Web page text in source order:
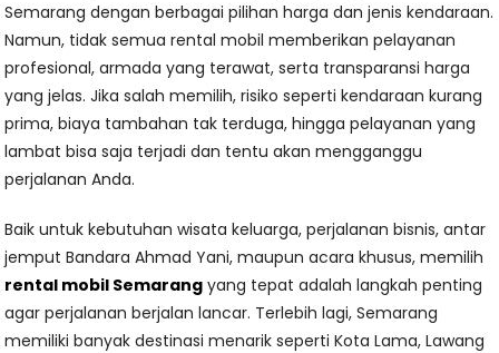
Semarang dengan berbagai pilihan harga dan jenis kendaraan.
Namun, tidak semua rental mobil memberikan pelayanan
profesional, armada yang terawat, serta transparansi harga
yang jelas. Jika salah memilih, risiko seperti kendaraan kurang
prima, biaya tambahan tak terduga, hingga pelayanan yang
lambat bisa saja terjadi dan tentu akan mengganggu
perjalanan Anda.
Baik untuk kebutuhan wisata keluarga, perjalanan bisnis, antar
jemput Bandara Ahmad Yani, maupun acara khusus, memilih
rental mobil Semarang yang tepat adalah langkah penting
agar perjalanan berjalan lancar. Terlebih lagi, Semarang
memiliki banyak destinasi menarik seperti Kota Lama, Lawang